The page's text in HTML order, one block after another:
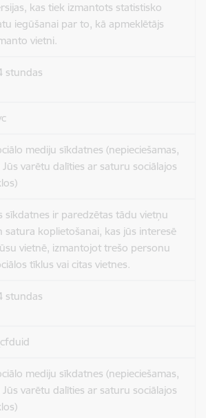
kas tiek izmantots statistisko
iegūšanai par to, kā apmeklētājs
vietni.
stundas
mediju sīkdatnes (nepieciešamas,
Jūs varētu dalīties ar saturu sociālajos
sīkdatnes ir paredzētas tādu vietņu
satura koplietošanai, kas jūs interesē
vietnē, izmantojot trešo personu
tīklus vai citas vietnes.
stundas
mediju sīkdatnes (nepieciešamas,
Jūs varētu dalīties ar saturu sociālajos